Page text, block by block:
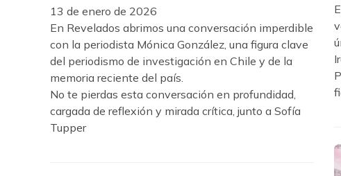
13 de enero de 2026
En Revelados abrimos una conversación imperdible
con la periodista Mónica González, una figura clave
del periodismo de investigación en Chile y de la
memoria reciente del país.
No te pierdas esta conversación en profundidad,
cargada de reflexión y mirada crítica, junto a Sofía
Tupper